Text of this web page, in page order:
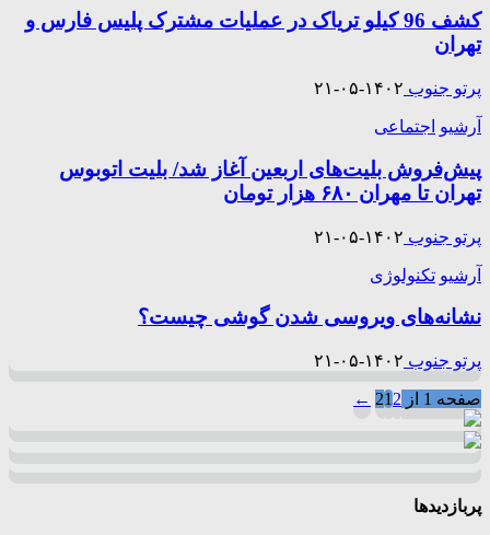
کشف 96 کيلو ترياک در عمليات مشترک پليس فارس و
تهران
پرتو جنوب ۱۴۰۲-۰۵-۲۱
آرشیو اجتماعی
پیش‌فروش بلیت‌های اربعین آغاز شد/ بلیت اتوبوس
تهران تا مهران ۶۸۰ هزار تومان
پرتو جنوب ۱۴۰۲-۰۵-۲۱
آرشیو تکنولوژی
نشانه‌های ویروسی شدن گوشی چیست؟
پرتو جنوب ۱۴۰۲-۰۵-۲۱
صفحه 1 از 2 12
←
پربازدیدها